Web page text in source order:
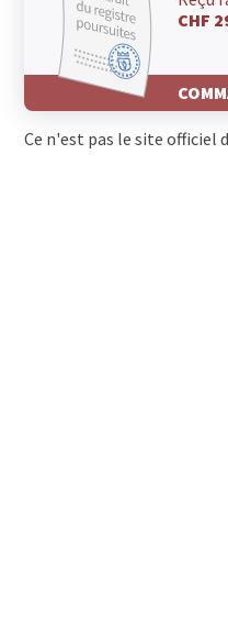
CHF
Ce n'est pas le site officiel